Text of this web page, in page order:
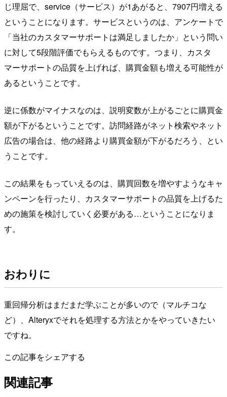
じ理屈で、service（サービス）が1あがると、7907円増える
ということになります。サービスというのは、アンケートで
「当社のカスタマーサポートは満足しましたか」という問い
に対して5段階評価でもらえるものです。つまり、カスタ
マーサポートの品質を上げれば、購買金額も増える可能性が
あるということです。
逆に係数がマイナスなのは、説明変数が上がるごとに購買金
額が下がるということです。訪問経路がネット検索やネット
広告の場合は、他の経路より購買金額が下がるだろう、とい
うことです。
この結果をもっていえるのは、購買回数を増やすようなキャ
ンペーンを行ったり、カスタマーサポートの品質を上げるた
めの施策を検討していく必要がある…ということになりま
す。
おわりに
重回帰分析はまだまだ学ぶことが多いので（マルチコな
ど）、Alteryxでそれを処理する方法とかをやっていきたい
ですね。
この記事をシェアする
関連記事